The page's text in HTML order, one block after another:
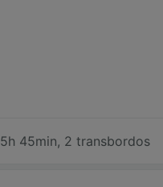
5h 45min, 2 transbordos